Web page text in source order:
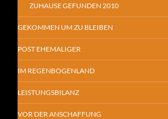
ZUHAUSE GEFUNDEN 2010
GEKOMMEN UM ZU BLEIBEN
POST EHEMALIGER
IM REGENBOGENLAND
LEISTUNGSBILANZ
VOR DER ANSCHAFFUNG